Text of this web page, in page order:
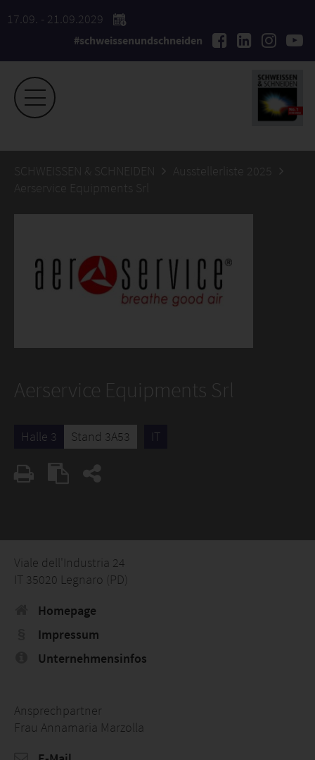
17.09. - 21.09.2029
#schweissenundschneiden
SCHWEISSEN & SCHNEIDEN
Ausstellerliste 2025
Aerservice Equipments Srl
Aerservice Equipments Srl
Halle 3 Stand 3A53 IT
Viale dell'Industria 24
IT 35020 Legnaro (PD)
Homepage
Impressum
Unternehmensinfos
Ansprechpartner
Frau Annamaria Marzolla